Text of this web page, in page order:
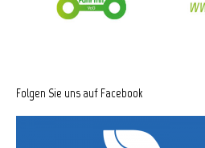
Folgen Sie uns auf Facebook